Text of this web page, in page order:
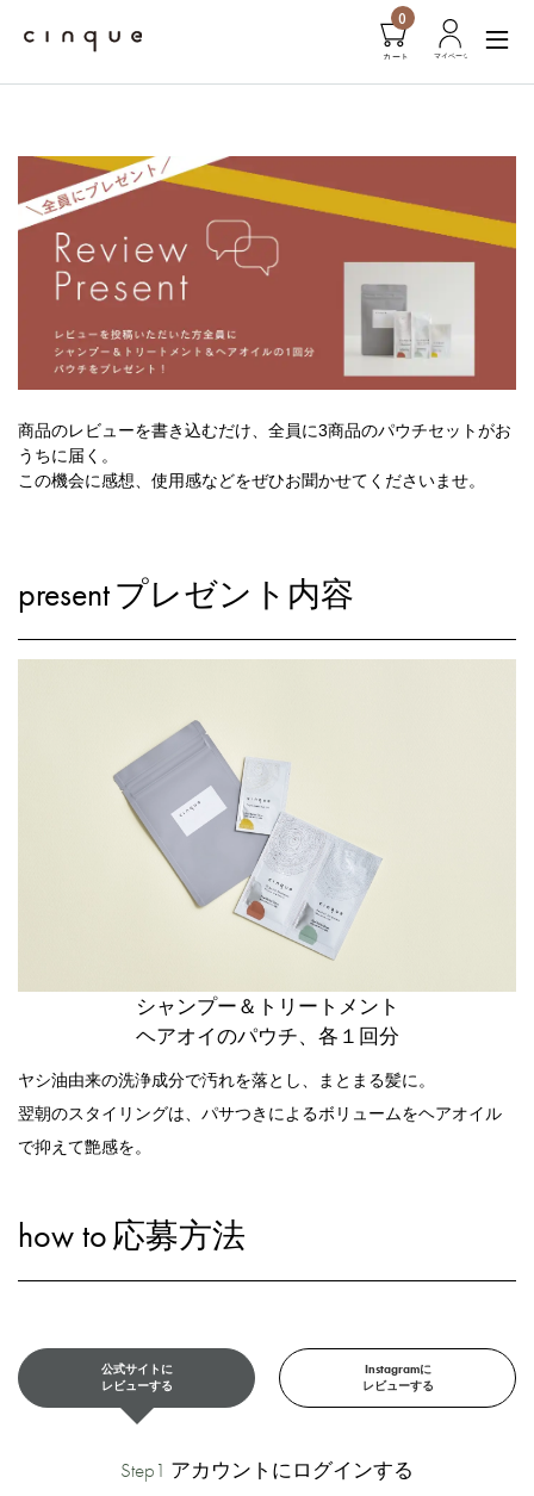
0
商品のレビューを書き込むだけ、全員に3商品のパウチセットがお
うちに届く。
この機会に感想、使用感などをぜひお聞かせてくださいませ。
presentプレゼント内容
シャンプー＆トリートメント
ヘアオイのパウチ、各１回分
ヤシ油由来の洗浄成分で汚れを落とし、まとまる髪に。
翌朝のスタイリングは、パサつきによるボリュームをヘアオイル
で抑えて艶感を。
how to 応募方法
公式サイトに
レビューする
Instagramに
レビューする
Step1 アカウントにログインする